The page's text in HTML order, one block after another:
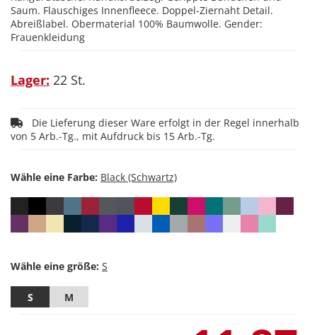
Saum. Flauschiges Innenfleece. Doppel-Ziernaht Detail.
Abreißlabel. Obermaterial 100% Baumwolle. Gender:
Frauenkleidung
Lager: 22 St.
von 5 Arb.-Tg., mit Aufdruck bis 15 Arb.-Tg.
Wähle eine Farbe:
Wähle eine größe:
S M